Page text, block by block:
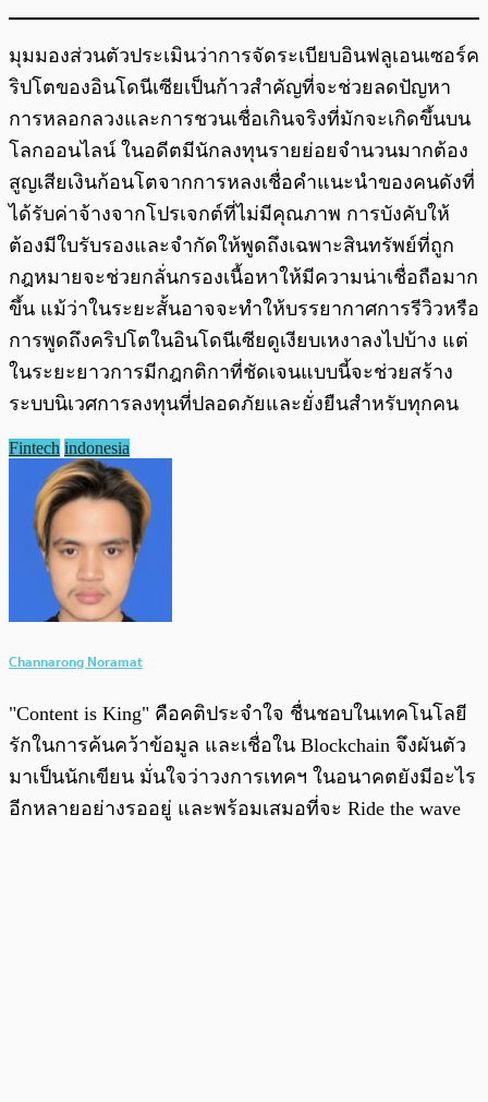
มุมมองส่วนตัวประเมินว่าการจัดระเบียบอินฟลูเอนเซอร์ค
ริปโตของอินโดนีเซียเป็นก้าวสำคัญที่จะช่วยลดปัญหา
การหลอกลวงและการชวนเชื่อเกินจริงที่มักจะเกิดขึ้นบน
โลกออนไลน์ ในอดีตมีนักลงทุนรายย่อยจำนวนมากต้อง
สูญเสียเงินก้อนโตจากการหลงเชื่อคำแนะนำของคนดังที่
ได้รับค่าจ้างจากโปรเจกต์ที่ไม่มีคุณภาพ การบังคับให้
ต้องมีใบรับรองและจำกัดให้พูดถึงเฉพาะสินทรัพย์ที่ถูก
กฎหมายจะช่วยกลั่นกรองเนื้อหาให้มีความน่าเชื่อถือมาก
ขึ้น แม้ว่าในระยะสั้นอาจจะทำให้บรรยากาศการรีวิวหรือ
การพูดถึงคริปโตในอินโดนีเซียดูเงียบเหงาลงไปบ้าง แต่
ในระยะยาวการมีกฎกติกาที่ชัดเจนแบบนี้จะช่วยสร้าง
ระบบนิเวศการลงทุนที่ปลอดภัยและยั่งยืนสำหรับทุกคน
Fintech indonesia
Channarong Noramat
"Content is King" คือคติประจำใจ ชื่นชอบในเทคโนโลยี
รักในการค้นคว้าข้อมูล และเชื่อใน Blockchain จึงผันตัว
มาเป็นนักเขียน มั่นใจว่าวงการเทคฯ ในอนาคตยังมีอะไร
อีกหลายอย่างรออยู่ และพร้อมเสมอที่จะ Ride the wave